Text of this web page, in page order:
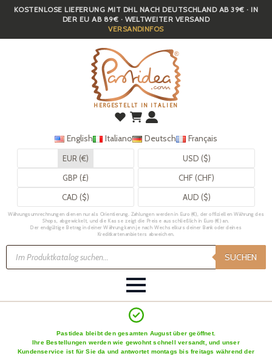
Skip
KOSTENLOSE LIEFERUNG MIT DHL NACH DEUTSCHLAND AB 39€ · IN
DER EU AB 89€ · WELTWEITER VERSAND
VERSANDINFOS
HERGESTELLT IN ITALIEN
English Italiano Deutsch Français
EUR (€)
USD ($)
GBP (£)
CHF (CHF)
CAD ($)
AUD ($)
Währungsumrechnungen dienen nur als Orientierung. Zahlungen werden in Euro (€), der offiziellen Währung des
Shops, abgewickelt, und die Kasse zeigt die Preise ausschließlich in Euro (€) an.
Der endgültige Betrag in deiner Währung kann je nach Wechselkurs deiner Bank oder deines
Kreditkartenanbieters abweichen.
Products
search SUCHEN
Pastidea bleibt den gesamten August über geöffnet.
Ihre Bestellungen werden wie gewohnt schnell versandt, und unser
Kundenservice ist für Sie da und antwortet montags bis freitags während der